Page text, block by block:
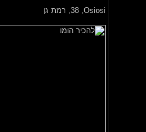
Osiosi, 38, רמת גן